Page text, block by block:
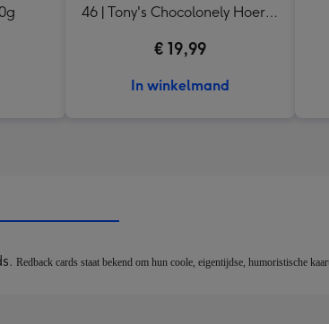
46 | Tony's Chocolonely Hoera,
€ 19,99
In winkelmand
Redback cards staat ​​bekend om hun coole, eigentijdse, humoristische